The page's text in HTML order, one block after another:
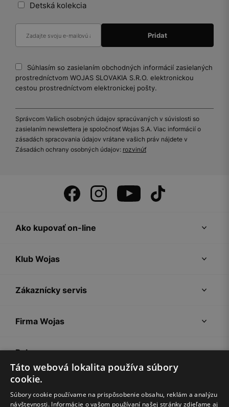
Detská kolekcia
Súhlasím so zasielaním obchodných informácií zasielaných
prostredníctvom WOJAS SLOVAKIA S.R.O. elektronickou
cestou prostredníctvom elektronickej pošty.
Správcom Vašich osobných údajov spracúvaných v súvislosti so
zasielaním newslettera je spoločnosť Wojas S.A. Viac informácií o
zásadách spracovania údajov vrátane vašich práv nájdete v
Zásadách ochrany osobných údajov: rozvinúť
Ako kupovať on-line
Klub Wojas
Zákaznícky servis
Firma Wojas
Pokyny
Táto webová lokalita používa súbory
cookie.
Súbory cookie používame na prispôsobenie obsahu, reklám a analýzu
návštevnosti. Informácie o vašom používaní našej stránky zdieľame aj